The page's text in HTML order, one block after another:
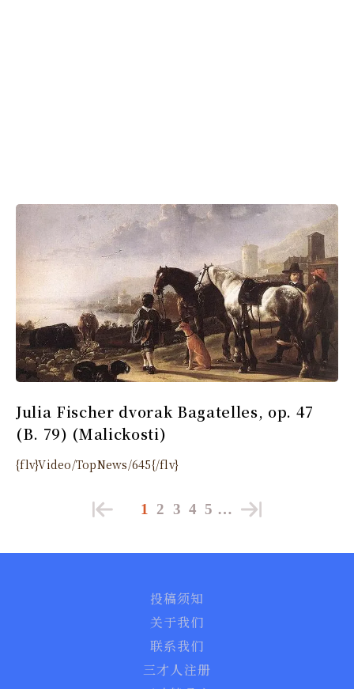
Julia Fischer dvorak Bagatelles, op. 47
(B. 79) (Malickosti)
{flv}Video/TopNews/645{/flv}
1 2 3 4 5 …
投稿须知
关于我们
联系我们
三才人注册